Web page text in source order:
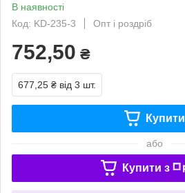
В наявності
Код: KD-235-3
Опт і роздріб
752,50 ₴
677,25 ₴ від 3 шт.
Купити
або
Купити з